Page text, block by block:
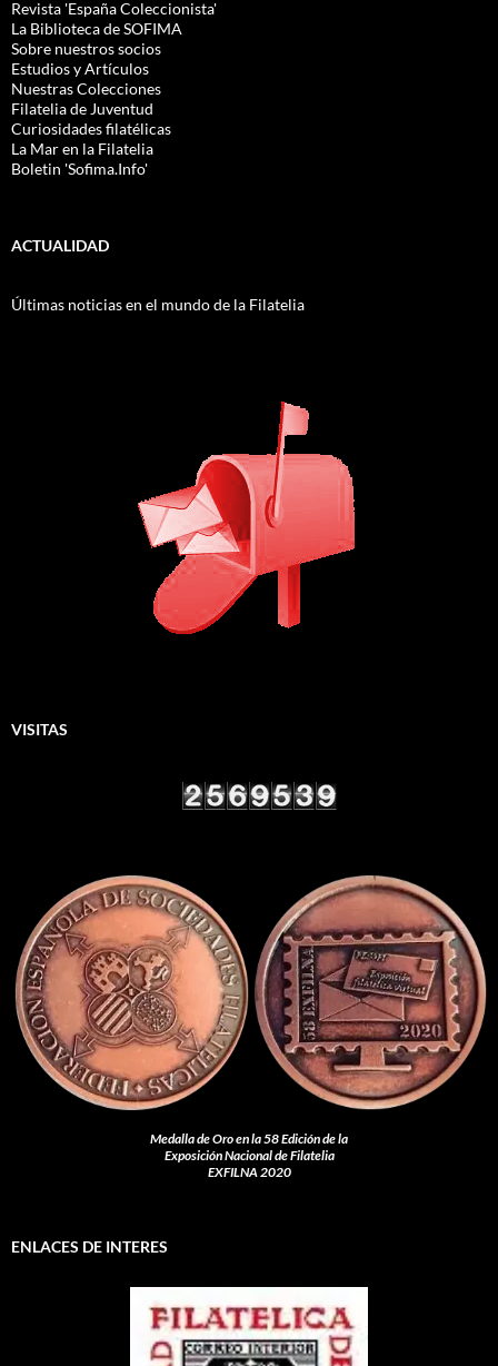
Revista 'España Coleccionista'
La Biblioteca de SOFIMA
Sobre nuestros socios
Estudios y Artículos
Nuestras Colecciones
Filatelia de Juventud
Curiosidades filatélicas
La Mar en la Filatelia
Boletin 'Sofima.Info'
ACTUALIDAD
Últimas noticias en el mundo de la Filatelia
VISITAS
Medalla de Oro en la 58 Edición de la
Exposición Nacional de Filatelia
EXFILNA 2020
ENLACES DE INTERES